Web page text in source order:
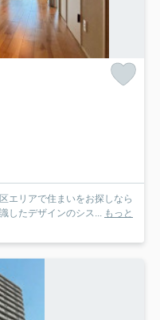
エリアで住まいをお探しなら
したデザインのシス... もっと